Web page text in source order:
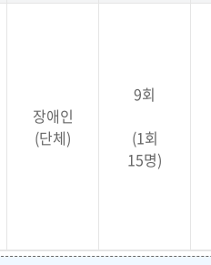
장애인
(단체)
9회
(1회
15명)